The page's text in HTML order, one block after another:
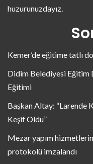
huzurunuzdayız.
Kemer’de eğitime tatlı
Didim Belediyesi Eğitim
Eğitimi
Başkan Altay: “Larende
Keşif Oldu”
Mezar yapım
protokolü imzalandı